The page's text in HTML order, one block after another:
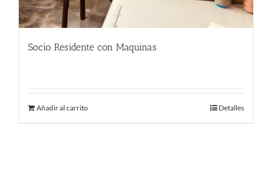
Socio Residente con Maquinas
Añadir al carrito Detalles